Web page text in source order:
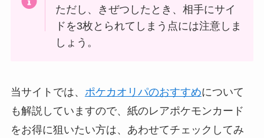
ただし、きぜつしたとき、相手にサイ
ドを3枚とられてしまう点には注意しま
しょう。
当サイトでは、 ポケカオリパのおすすめについて
も解説していますので、紙のレアポケモンカード
をお得に狙いたい方は、あわせてチェックしてみ